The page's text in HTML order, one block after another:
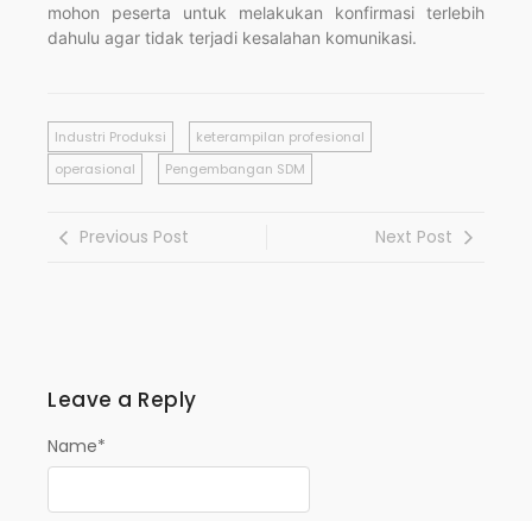
mohon peserta untuk melakukan konfirmasi terlebih
dahulu agar tidak terjadi kesalahan komunikasi.
Industri Produksi
keterampilan profesional
operasional
Pengembangan SDM
Previous Post Next Post
Leave a Reply
Name*